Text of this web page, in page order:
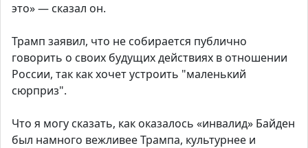
это» — сказал он.
Трамп заявил, что не собирается публично
говорить о своих будущих действиях в отношении
России, так как хочет устроить "маленький
сюрприз".
Что я могу сказать, как оказалось «инвалид» Байден
был намного вежливее Трампа, культурнее и